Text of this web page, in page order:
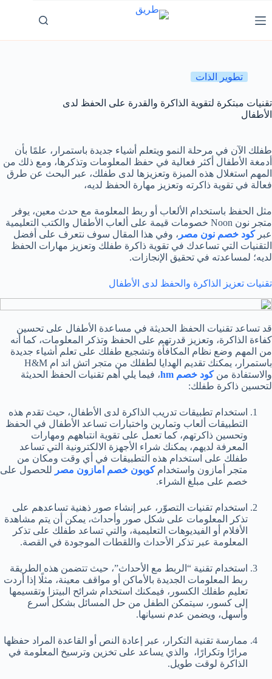
إلى
المحتوى
تطوير الذات
تقنيات مبتكرة لتقوية الذاكرة والقدرة على الحفظ لدى
الأطفال
طفلك الآن في مرحلة النمو ويتعلم أشياء جديدة باستمرار، علمًا بأن
أدمغة الأطفال أكثر فعالية في حفظ المعلومات وتذكرها، ومع ذلك من
المهم استغلال هذه الميزة وتعزيزها لدى طفلك، عبر البحث عن طرق
فعالة في تقوية ذاكرته وتعزيز مهارة الحفظ لديه،
مثل الحفظ باستخدام الألعاب أو ربط المعلومة مع حدث معين، يوفر
متجر نون Noon خصومات قيمة على ألعاب الأطفال والكتب التعليمية
عبركود خصم نون مصر ، وفي هذا المقال سوف نتعرف على أفضل
التقنيات التي تساعدك في تقوية ذاكرة طفلك وتعزيز مهارات الحفظ
لديه؛ لمساعدته في تحقيق الإنجازات.
تقنيات تعزيز الذاكرة والحفظ لدى الأطفال
قد تساعد تقنيات الحفظ الحديثة في مساعدة الأطفال على تحسين
كفاءة الذاكرة، وتعزيز قدرتهم على الحفظ وتذكر المعلومات، كما أنه
من المهم وضع نظام المكافأة وتشجيع طفلك على تعلم أشياء جديدة
باستمرار، يمكنك تقديم الهدايا لطفلك من متجر اتش اند ام H&M
والاستفادة منكود خصم hm
، فيما يلي أهم تقنيات الحفظ الحديثة
لتحسين ذاكرة طفلك:
استخدام تطبيقات تدريب الذاكرة لدى الأطفال، حيث تقدم هذه
التطبيقات ألعاب وتمارين واختبارات تساعد الأطفال في الحفظ
وتحسين ذاكرتهم، كما تعمل على تقوية انتباههم ومهارات
المعرفة لديهم، يمكنك شراء الأجهزة الالكترونية التي تساعد
طفلك على استخدام هذه التطبيقات في أي وقت ومكان من
متجر أمازون واستخدامكوبون خصم امازون مصر للحصول على
خصم على مبلغ الشراء.
استخدام تقنيات التصوّر، عبر إنشاء صور ذهنية تساعدهم على
تذكر المعلومات على شكل صور وأحداث، يمكن أن يتم مشاهدة
الأفلام أو الفيديوهات التعليمية، والتي تساعد طفلك على تذكر
المعلومة عبر تذكر الأحداث واللقطات الموجودة في القصة.
استخدام تقنية “الربط مع الأحداث”، حيث تتضمن هذه الطريقة
ربط المعلومات الجديدة بالأماكن أو مواقف معينة، مثلًا إذا أردت
تعليم طفلك الكسور، فيمكنك استخدام شرائح البيتزا وتقسيمها
إلى كسور، سيتمكن الطفل من حل المسائل بشكل أسرع
وأسهل، ويضمن عدم نسيانها.
ممارسة تقنية التكرار، عبر إعادة النص أو القاعدة المراد حفظها
مرارًا وتكرارًا، والذي يساعد على تخزين وترسيخ المعلومة في
الذاكرة لوقت طويل.